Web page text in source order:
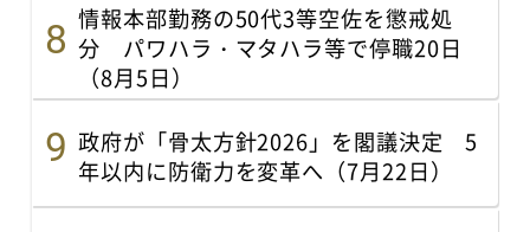
情報本部勤務の50代3等空佐を懲戒処
分 パワハラ・マタハラ等で停職20日
（8月5日）
政府が「骨太方針2026」を閣議決定 5
年以内に防衛力を変革へ（7月22日）